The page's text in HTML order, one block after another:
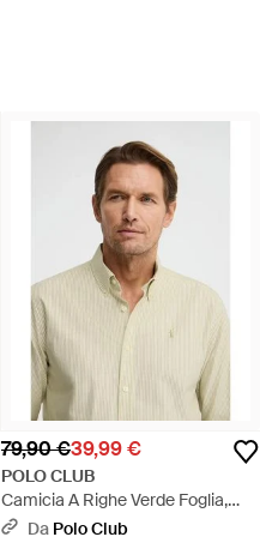
79,90 €39,99 €
POLO CLUB
Camicia A Righe Verde Foglia,
Regular Fit, Maniche Lunghe Con
Da Polo Club